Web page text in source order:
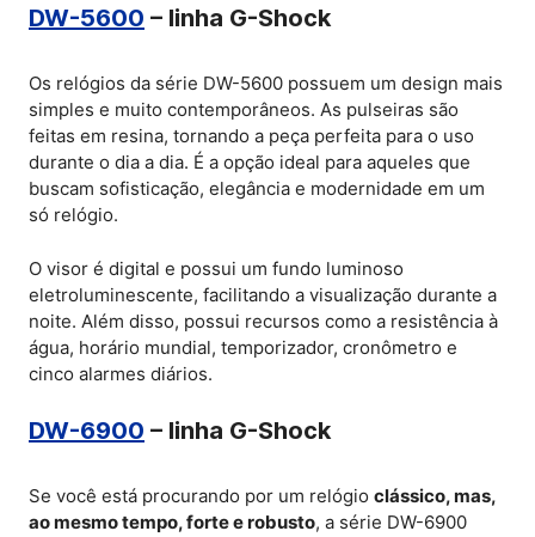
DW-5600 – linha G-Shock
Os relógios da série DW-5600 possuem um design mais
simples e muito contemporâneos. As pulseiras são
feitas em resina, tornando a peça perfeita para o uso
durante o dia a dia. É a opção ideal para aqueles que
buscam sofisticação, elegância e modernidade em um
só relógio.
O visor é digital e possui um fundo luminoso
eletroluminescente, facilitando a visualização durante a
noite. Além disso, possui recursos como a resistência à
água, horário mundial, temporizador, cronômetro e
cinco alarmes diários.
DW-6900 – linha G-Shock
Se você está procurando por um relógio clássico, mas,
ao mesmo tempo, forte e robusto, a série DW-6900